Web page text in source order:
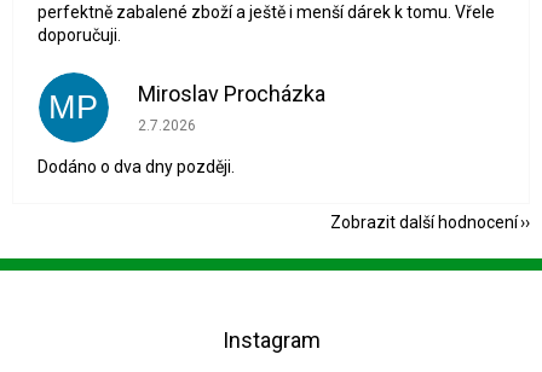
perfektně zabalené zboží a ještě i menší dárek k tomu. Vřele
doporučuji.
MP Miroslav Procházka
Hodnocení obchodu je 1 z 5 hvězdiček.
2.7.2026
Dodáno o dva dny později.
Zobrazit další hodnocení
Z
Instagram